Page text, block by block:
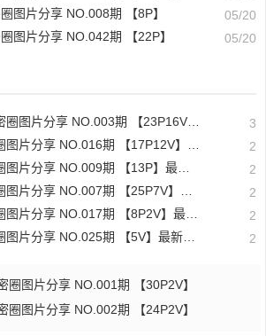
图片分享 NO.008期 【8P】
05/20
图片分享 NO.042期 【22P】 05/20
享 NO.003期 【23P16V】最新至：2025.1.23 3
NO.016期 【17P12V】最新至：2024.11.12 2
享 NO.009期 【13P】最新至：2023.12.28 2
NO.007期 【25P7V】最新至：2023.10.24 2
享 NO.017期 【8P2V】最新至：2204.11.14 2
享 NO.025期 【5V】最新至：2025.3.12 2
圈图片分享 NO.001期 【30P2V】
圈图片分享 NO.002期 【24P2V】